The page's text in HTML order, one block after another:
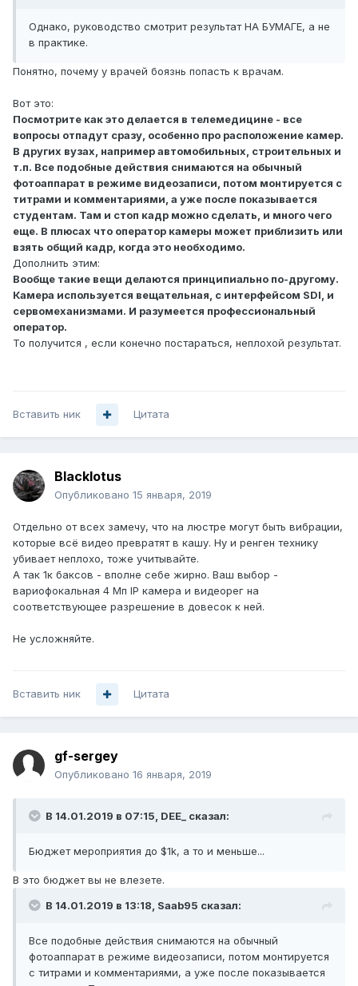
Однако, руководство смотрит результат НА БУМАГЕ, а не
в практике.
Понятно, почему у врачей боязнь попасть к врачам.
Вот это:
Посмотрите как это делается в телемедицине - все
вопросы отпадут сразу, особенно про расположение камер.
В других вузах, например автомобильных, строительных и
т.п. Все подобные действия снимаются на обычный
фотоаппарат в режиме видеозаписи, потом монтируется с
титрами и комментариями, а уже после показывается
студентам. Там и стоп кадр можно сделать, и много чего
еще. В плюсах что оператор камеры может приблизить или
взять общий кадр, когда это необходимо.
Дополнить этим:
Вообще такие вещи делаются принципиально по-другому.
Камера используется вещательная, с интерфейсом SDI, и
сервомеханизмами. И разумеется профессиональный
оператор.
То получится , если конечно постараться, неплохой результат.
Вставить ник Цитата
Blacklotus
Опубликовано 15 января, 2019
Отдельно от всех замечу, что на люстре могут быть вибрации,
которые всё видео превратят в кашу. Ну и ренген технику
убивает неплохо, тоже учитывайте.
А так 1к баксов - вполне себе жирно. Ваш выбор -
вариофокальная 4 Мп IP камера и видеорег на
соответствующее разрешение в довесок к ней.
Не усложняйте.
Вставить ник Цитата
gf-sergey
Опубликовано 16 января, 2019
В 14.01.2019 в 07:15, DEE_ сказал:
Бюджет мероприятия до $1k, а то и меньше...
В это бюджет вы не влезете.
В 14.01.2019 в 13:18, Saab95 сказал:
Все подобные действия снимаются на обычный
фотоаппарат в режиме видеозаписи, потом монтируется
с титрами и комментариями, а уже после показывается